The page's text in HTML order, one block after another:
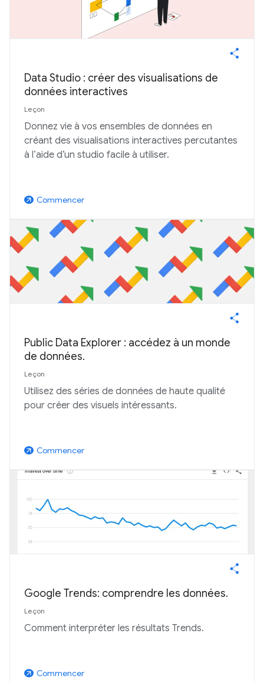
Data Studio : créer des visualisations de
données interactives
Leçon
Donnez vie à vos ensembles de données en
créant des visualisations interactives percutantes
à l’aide d’un studio facile à utiliser.
arrow_outward Commencer
Public Data Explorer : accédez à un monde
de données.
Leçon
Utilisez des séries de données de haute qualité
pour créer des visuels intéressants.
arrow_outward Commencer
Google Trends: comprendre les données.
Leçon
Comment interpréter les résultats Trends.
arrow_outward Commencer